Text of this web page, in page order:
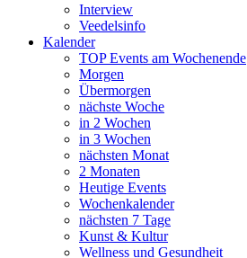
Interview
Veedelsinfo
Kalender
TOP Events am Wochenende
Morgen
Übermorgen
nächste Woche
in 2 Wochen
in 3 Wochen
nächsten Monat
2 Monaten
Heutige Events
Wochenkalender
nächsten 7 Tage
Kunst & Kultur
Wellness und Gesundheit